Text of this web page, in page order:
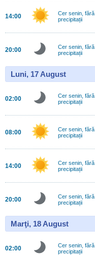
14:00
Cer senin, fără
precipitații
20:00
Cer senin, fără
precipitații
Luni, 17 August
02:00
Cer senin, fără
precipitații
08:00
Cer senin, fără
precipitații
14:00
Cer senin, fără
precipitații
20:00
Cer senin, fără
precipitații
Marţi, 18 August
02:00
Cer senin, fără
precipitații